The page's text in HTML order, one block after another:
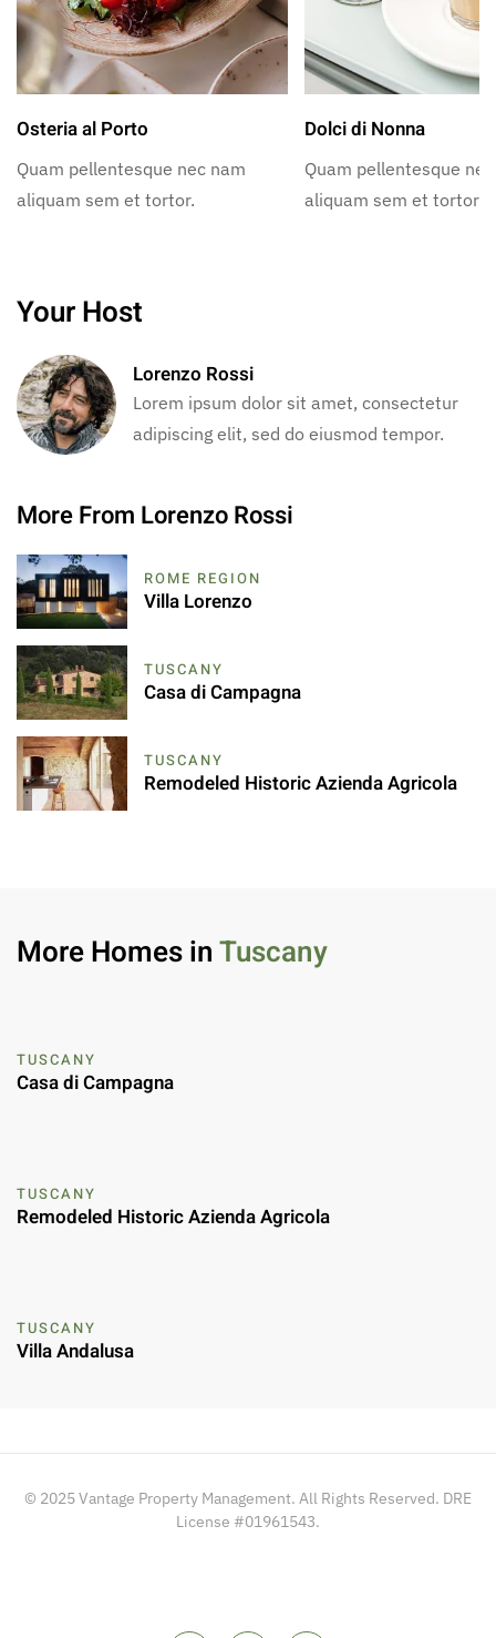
Osteria al Porto
Quam pellentesque nec nam
aliquam sem et tortor.
Dolci di Nonna
Quam pellentesque
aliquam sem et tortor.
Your Host
Lorenzo Rossi
Lorem ipsum dolor sit amet, consectetur
adipiscing elit, sed do eiusmod tempor.
More From Lorenzo Rossi
ROME REGION
Villa Lorenzo
TUSCANY
Casa di Campagna
TUSCANY
Remodeled Historic Azienda Agricola
More Homes inTuscany
TUSCANY
Casa di Campagna
TUSCANY
Remodeled Historic Azienda Agricola
TUSCANY
Villa Andalusa
© 2025 Vantage Property Management. All Rights Reserved. DRE
License #01961543.